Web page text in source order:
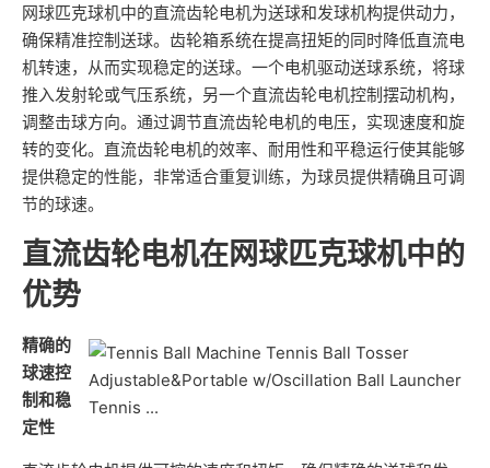
网球匹克球机中的直流齿轮电机为送球和发球机构提供动力，
确保精准控制送球。齿轮箱系统在提高扭矩的同时降低直流电
机转速，从而实现稳定的送球。一个电机驱动送球系统，将球
推入发射轮或气压系统，另一个直流齿轮电机控制摆动机构，
调整击球方向。通过调节直流齿轮电机的电压，实现速度和旋
转的变化。直流齿轮电机的效率、耐用性和平稳运行使其能够
提供稳定的性能，非常适合重复训练，为球员提供精确且可调
节的球速。
直流齿轮电机在网球匹克球机中的
优势
精确的
球速控
制和稳
定性